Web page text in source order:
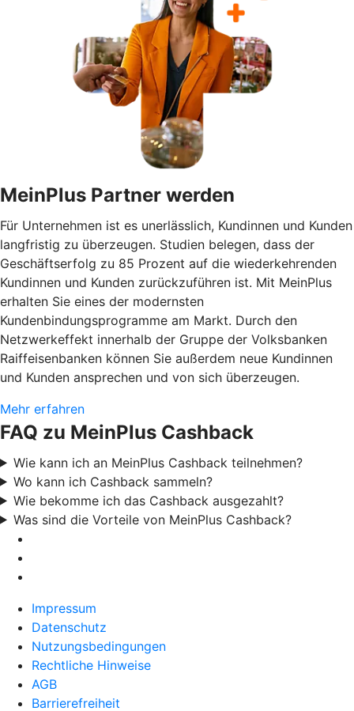
MeinPlus Partner werden
Für Unternehmen ist es unerlässlich, Kundinnen und Kunden
langfristig zu überzeugen. Studien belegen, dass der
Geschäftserfolg zu 85 Prozent auf die wiederkehrenden
Kundinnen und Kunden zurückzuführen ist. Mit MeinPlus
erhalten Sie eines der modernsten
Kundenbindungsprogramme am Markt. Durch den
Netzwerkeffekt innerhalb der Gruppe der Volksbanken
Raiffeisenbanken können Sie außerdem neue Kundinnen
und Kunden ansprechen und von sich überzeugen.
Mehr erfahren
FAQ zu MeinPlus Cashback
Wie kann ich an MeinPlus Cashback teilnehmen?
Wo kann ich Cashback sammeln?
Wie bekomme ich das Cashback ausgezahlt?
Was sind die Vorteile von MeinPlus Cashback?
Impressum
Datenschutz
Nutzungsbedingungen
Rechtliche Hinweise
AGB
Barrierefreiheit